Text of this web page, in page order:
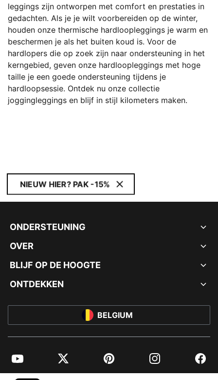
leggings zijn ontworpen met comfort en prestaties in
gedachten. Als je je wilt voorbereiden op de winter,
houden onze thermische hardloopleggings je warm en
beschermen je als het buiten koud is. Voor de
hardlopers die op zoek zijn naar ondersteuning in het
kerngebied, geven onze hardloopleggings met hoge
taille je een goede ondersteuning tijdens je
hardloopsessie. Ontdek nu onze collectie
joggingleggings en blijf in stijl kilometers maken.
NIEUW HIER? PAK -15%
ONDERSTEUNING
OVER
BLIJF OP DE HOOGTE
ONTDEKKEN
BELGIUM
YouTube Twitter Pinterest Instagram